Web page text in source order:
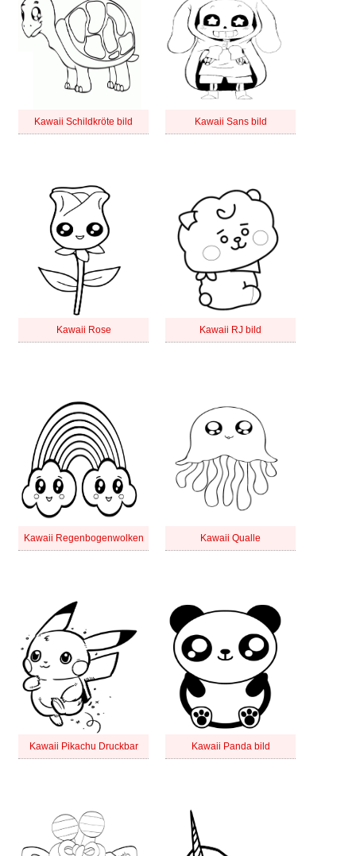
Kawaii Schildkröte bild Kawaii Sans bild
Kawaii Rose Kawaii RJ bild
Kawaii Regenbogenwolken Kawaii Qualle
Kawaii Pikachu Druckbar Kawaii Panda bild